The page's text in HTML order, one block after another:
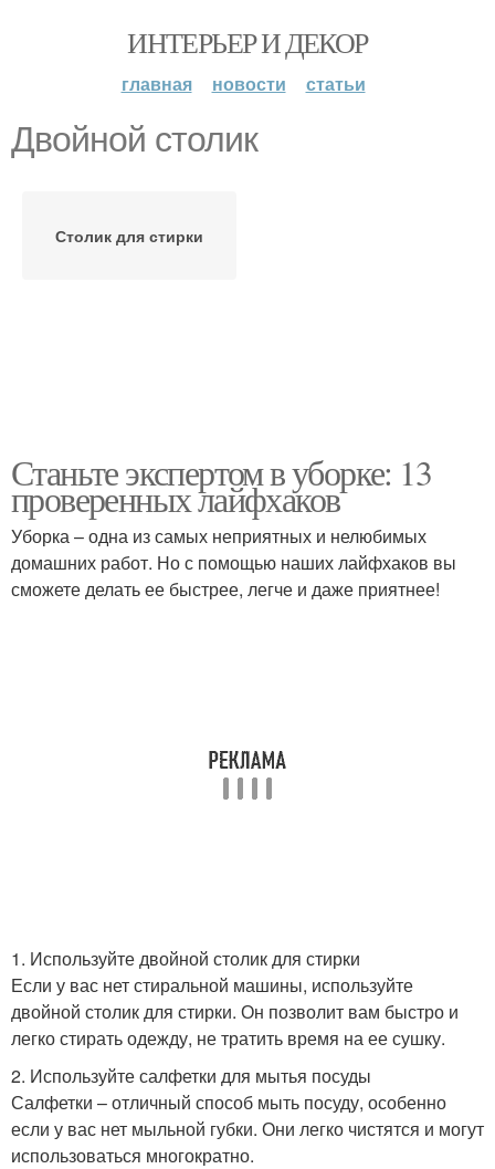
ИНТЕРЬЕР И ДЕКОР
главная новости статьи
Двойной столик
Столик для стирки
Станьте экспертом в уборке: 13
проверенных лайфхаков
Уборка – одна из самых неприятных и нелюбимых
домашних работ. Но с помощью наших лайфхаков вы
сможете делать ее быстрее, легче и даже приятнее!
1. Используйте двойной столик для стирки
Если у вас нет стиральной машины, используйте
двойной столик для стирки. Он позволит вам быстро и
легко стирать одежду, не тратить время на ее сушку.
2. Используйте салфетки для мытья посуды
Салфетки – отличный способ мыть посуду, особенно
если у вас нет мыльной губки. Они легко чистятся и могут
использоваться многократно.